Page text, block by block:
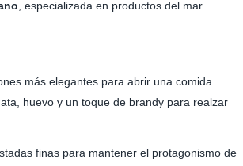
, especializada en productos del mar.
más elegantes para abrir una comida.
huevo y un toque de brandy para realzar
finas para mantener el protagonismo de